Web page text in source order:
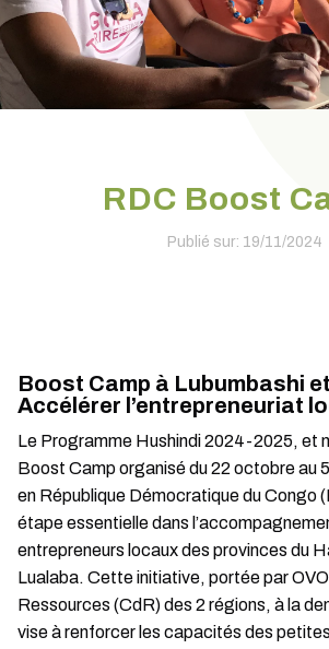
RDC Boost
Publié sur: 19/11/2024
Boost Camp à Lubumbashi
Accélérer l’entrepreneuriat
Le Programme Hushindi 2024-2025, et
Boost Camp organisé du 22 octobre au
en République Démocratique du Congo
étape essentielle dans
entrepreneurs locaux des provinces du
Lualaba. Cette initiative, portée par
Ressources (CdR) des 2 régions, à la
vise à renforcer les capacités des